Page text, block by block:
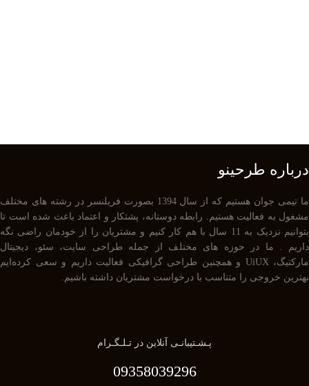
درباره طرحینو
ما تیمی جوان هستیم که از سال 1394 بصورت فریلنسر در رشته های مختلف
مشغول به فعالیت هستیم. رابطه دوستانه، پشتکار و اعتماد باعث شده است تا
بتوانیم نزدیک به 11 سال با هم کار کنیم و مشتریان را از خودمان راضی نگه
داریم . ما در حوزه های مختلف از جمله طراحی سایت، سئو، دیجیتال
مارکتیگ، UiUX و همچنین طراحی گرافیکی فعالیت داریم و سعی کرده‌ایم
بهترین خروجی را متناسب با درخواست مشتریان داشته باشیم.
پـشـتیبانـی آنلاین در تـلـگـرام
09358039296